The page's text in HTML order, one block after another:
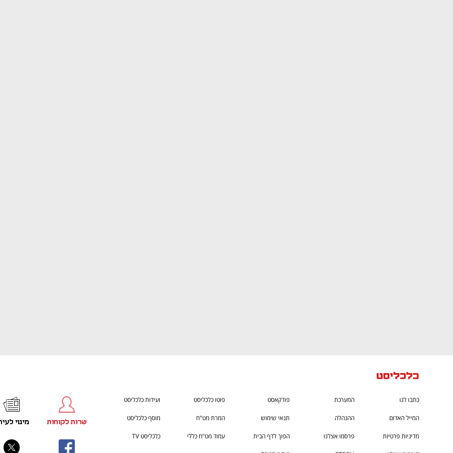
כתבו לנו המערכת פודקאסט פוטו כלכליסט ועידות כלכליסט
המייל האדום ההנהלה תנאי שימוש המרת מט"ח מוסף כלכליסט
מדיניות פרטיות פרסמו אצלנו הפוך לדף הבית עמוד מט"ח כללי כלכליסט TV
שרות לקוחות מינוי